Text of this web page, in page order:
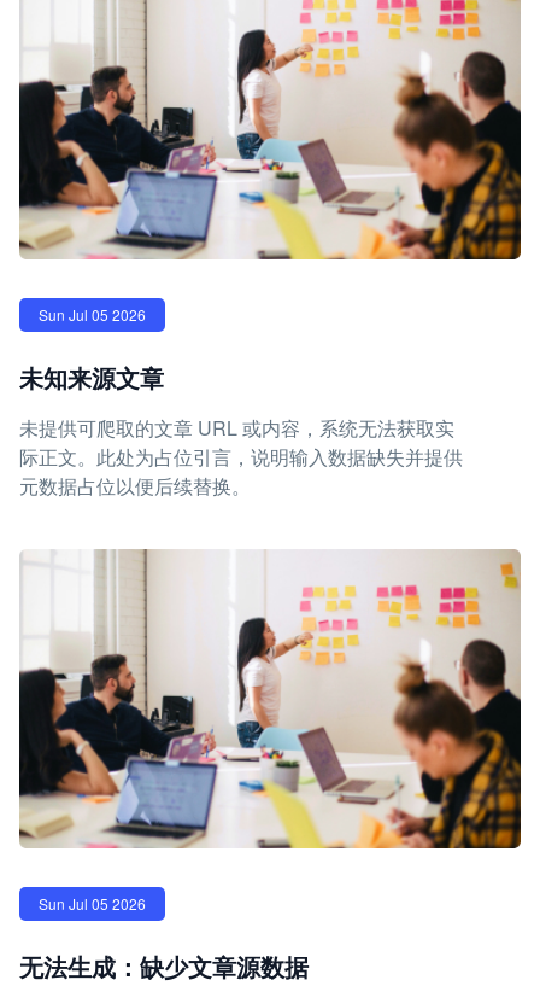
Sun Jul 05 2026
未知来源文章
未提供可爬取的文章 URL 或内容，系统无法获取实
际正文。此处为占位引言，说明输入数据缺失并提供
元数据占位以便后续替换。
Sun Jul 05 2026
无法生成：缺少文章源数据